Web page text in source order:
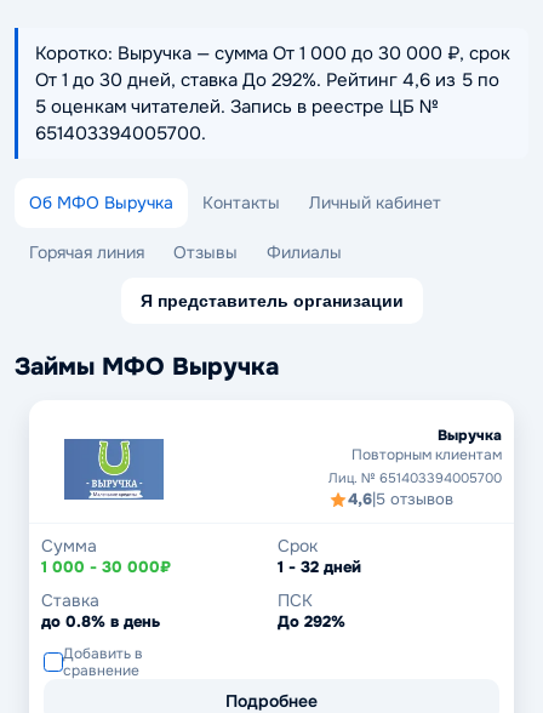
Коротко: Выручка — сумма От 1 000 до 30 000 ₽, срок
От 1 до 30 дней, ставка До 292%. Рейтинг 4,6 из 5 по
5 оценкам читателей. Запись в реестре ЦБ №
651403394005700.
Об МФО Выручка Контакты Личный кабинет
Горячая линия Отзывы Филиалы
Я представитель организации
Займы МФО Выручка
Выручка
Повторным клиентам
Лиц. № 651403394005700
4,6|5 отзывов
Сумма
1 000 - 30 000₽
Срок
1 - 32 дней
Ставка
до 0.8% в день
ПСК
До 292%
Добавить в
сравнение
Подробнее